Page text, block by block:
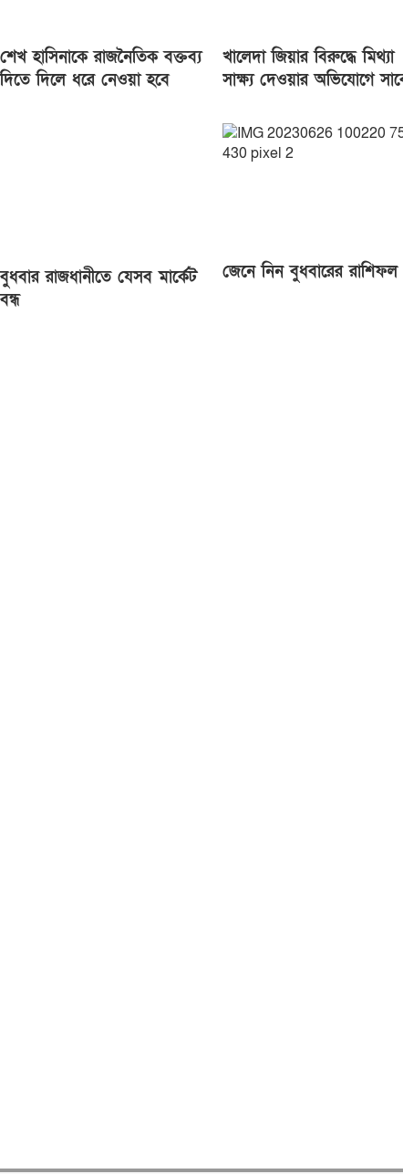
শেখ হাসিনাকে রাজনৈতিক বক্তব্য
দিতে দিলে ধরে নেওয়া হবে
খালেদা জিয়ার বিরুদ্ধে মিথ্যা
সাক্ষ্য দেওয়ার অভিযোগে
বুধবার রাজধানীতে যেসব মার্কেট
বন্ধ
জেনে নিন বুধবারের রাশিফল